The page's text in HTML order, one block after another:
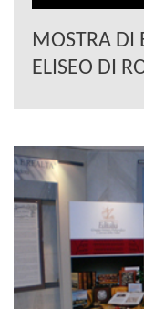
MOSTRA DI
ELISEO DI